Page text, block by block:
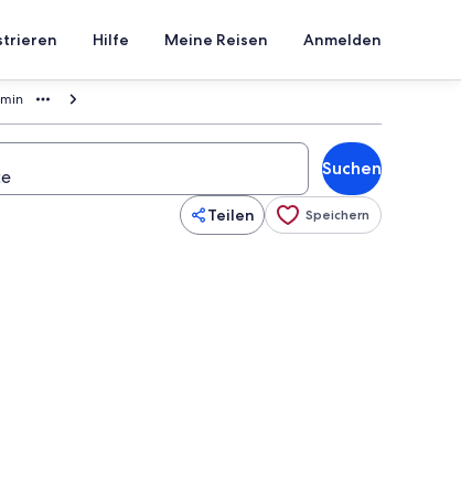
Hilfe Meine Reisen Anmelden
Suchen
Teilen Speichern